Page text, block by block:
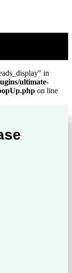
in
ultimate-
on line